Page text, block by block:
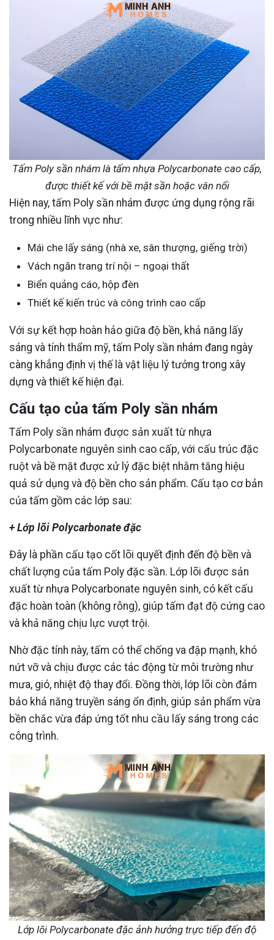
Tấm Poly sần nhám là tấm nhựa Polycarbonate cao cấp,
được thiết kế với bề mặt sần hoặc vân nổi
Hiện nay, tấm Poly sần nhám được ứng dụng rộng rãi
trong nhiều lĩnh vực như:
Mái che lấy sáng (nhà xe, sân thượng, giếng trời)
Vách ngăn trang trí nội – ngoại thất
Biển quảng cáo, hộp đèn
Thiết kế kiến trúc và công trình cao cấp
Với sự kết hợp hoàn hảo giữa độ bền, khả năng lấy
sáng và tính thẩm mỹ, tấm Poly sần nhám đang ngày
càng khẳng định vị thế là vật liệu lý tưởng trong xây
dựng và thiết kế hiện đại.
Cấu tạo của tấm Poly sần nhám
Tấm Poly sần nhám được sản xuất từ nhựa
Polycarbonate nguyên sinh cao cấp, với cấu trúc đặc
ruột và bề mặt được xử lý đặc biệt nhằm tăng hiệu
quả sử dụng và độ bền cho sản phẩm. Cấu tạo cơ bản
của tấm gồm các lớp sau:
+ Lớp lõi Polycarbonate đặc
Đây là phần cấu tạo cốt lõi quyết định đến độ bền và
chất lượng của tấm Poly đặc sần. Lớp lõi được sản
xuất từ nhựa Polycarbonate nguyên sinh, có kết cấu
đặc hoàn toàn (không rỗng), giúp tấm đạt độ cứng cao
và khả năng chịu lực vượt trội.
Nhờ đặc tính này, tấm có thể chống va đập mạnh, khó
nứt vỡ và chịu được các tác động từ môi trường như
mưa, gió, nhiệt độ thay đổi. Đồng thời, lớp lõi còn đảm
bảo khả năng truyền sáng ổn định, giúp sản phẩm vừa
bền chắc vừa đáp ứng tốt nhu cầu lấy sáng trong các
công trình.
Lớp lõi Polycarbonate đặc ảnh hưởng trực tiếp đến độ